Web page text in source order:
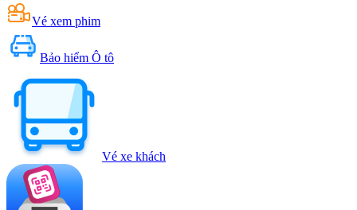
Vé xem phim
Bảo hiểm Ô tô
Vé xe khách